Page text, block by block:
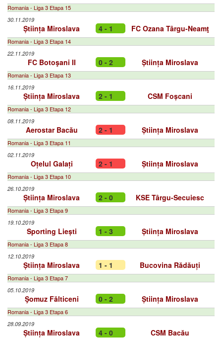
Romania - Liga 3 Etapa 15
30.11.2019
Știința Miroslava 4 - 1 FC Ozana Târgu-Neamţ
Romania - Liga 3 Etapa 14
22.11.2019
FC Botoşani II 0 - 2 Știința Miroslava
Romania - Liga 3 Etapa 13
16.11.2019
Știința Miroslava 2 - 1 CSM Foșcani
Romania - Liga 3 Etapa 12
08.11.2019
Aerostar Bacău 2 - 1 Știința Miroslava
Romania - Liga 3 Etapa 11
02.11.2019
Oțelul Galați 2 - 1 Știința Miroslava
Romania - Liga 3 Etapa 10
26.10.2019
Știința Miroslava 2 - 0 KSE Târgu-Secuiesc
Romania - Liga 3 Etapa 9
19.10.2019
Sporting Liești 1 - 3 Știința Miroslava
Romania - Liga 3 Etapa 8
12.10.2019
Știința Miroslava 1 - 1 Bucovina Rădăuți
Romania - Liga 3 Etapa 7
05.10.2019
Şomuz Fălticeni 0 - 2 Știința Miroslava
Romania - Liga 3 Etapa 6
28.09.2019
Știința Miroslava 4 - 0 CSM Bacău